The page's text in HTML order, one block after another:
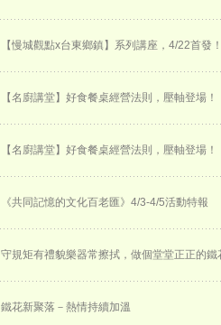
【慢城觀點x台東鄉鎮】系列講座，4/22首發
【名廚講堂】好食餐桌經營法則，壓軸登場！
【名廚講堂】好食餐桌經營法則，壓軸登場！
《共同記憶的文化百老匯》4/3-4/5活動特報
守規矩有禮貌樂器常擦拭，做個堂堂正正的鐵
鐵花新聚落－熱情持續加溫